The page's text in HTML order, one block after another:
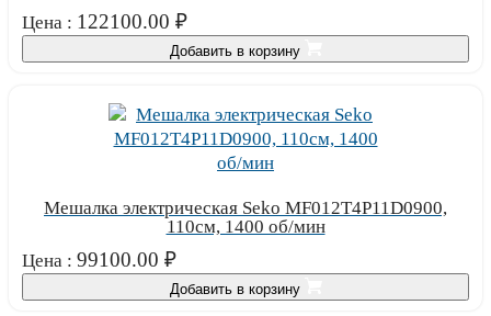
Цена : 122100.00 ₽
Добавить в корзину
Мешалка электрическая Seko MF012T4P11D0900,
110см, 1400 об/мин
Цена : 99100.00 ₽
Добавить в корзину